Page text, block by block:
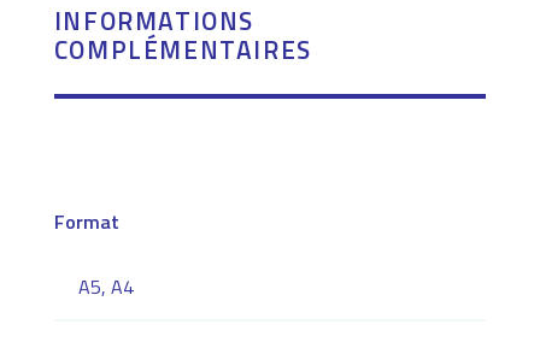
INFORMATIONS
COMPLÉMENTAIRES
Format
A5, A4